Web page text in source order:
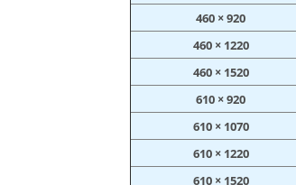
460 × 920
460 × 1220
460 × 1520
610 × 920
610 × 1070
610 × 1220
610 × 1520